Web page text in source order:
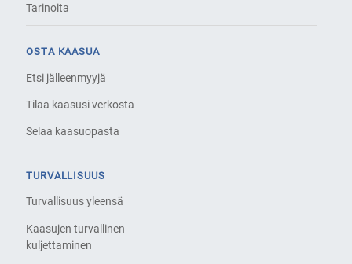
Tarinoita
OSTA KAASUA
Etsi jälleenmyyjä
Tilaa kaasusi verkosta
Selaa kaasuopasta
TURVALLISUUS
Turvallisuus yleensä
Kaasujen turvallinen
kuljettaminen